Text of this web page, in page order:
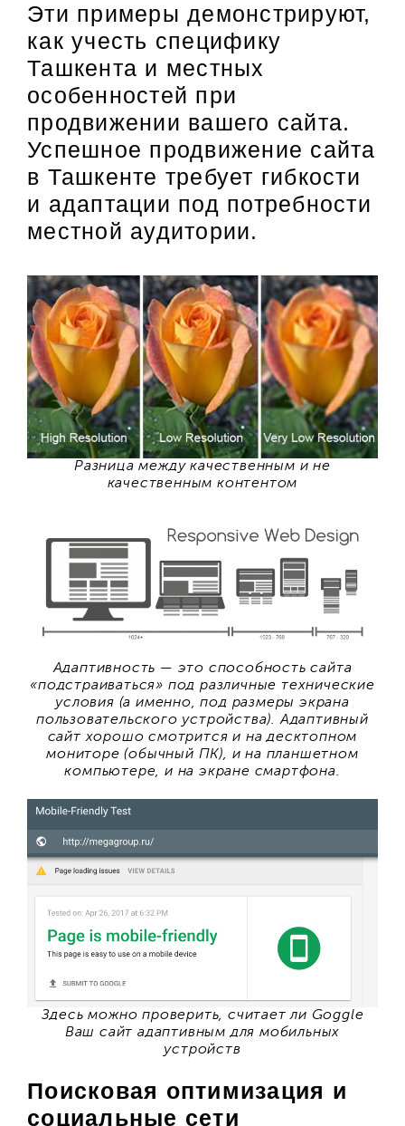
Эти примеры демонстрируют,
как учесть специфику
Ташкента и местных
особенностей при
продвижении вашего сайта.
Успешное продвижение сайта
в Ташкенте требует гибкости
и адаптации под потребности
местной аудитории.
Разница между качественным и не
качественным контентом
Адаптивность — это способность сайта
«подстраиваться» под различные технические
условия (а именно, под размеры экрана
пользовательского устройства). Адаптивный
сайт хорошо смотрится и на десктопном
мониторе (обычный ПК), и на планшетном
компьютере, и на экране смартфона.
Здесь можно проверить, считает ли Goggle
Ваш сайт адаптивным для мобильных
устройств
Поисковая оптимизация и
социальные сети